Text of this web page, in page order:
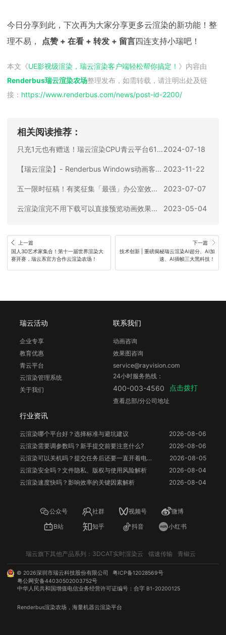
今日分享到此，下次再为大家分享更多云渲染的新功能！整
理不易， 点赞 + 在看 + 转发 + 留言四连支持小瑞吧！
本文《UE影视级渲染，瑞云渲染客户端轻松帮你搞定！ 》内容由
Renderbus瑞云渲染农场整理发布，如需转载，请注明出处及链
接： https://www.renderbus.com/news/post-id-2200/
相关阅读推荐：
只充1元也有赠送！瑞云渲染CPU青云平台618超值上线，充3w到账19.2w！2024-07-18
【瑞云渲染】- Renderbus Windows动画客户端更新啦！ 2023-11-22
五一限时征稿！有奖征集「最强」办公室效果图！ 2023-07-07
云渲染渲完不用下载可以直接预览动画效果？瑞云动画渲染网页端和客户端上新功能啦！ 2023-05-04
上一篇
国人3D艺术家集合！第十一届世界渲染大
赛开赛，瑞云系官方合作云渲染农场！
下一篇
技术创新 | 重磅揭秘瑞云渲染AI超分、AI加
速、AI插帧三大黑科技！
瑞云活动
企业专享
教育优惠
青云平台
云渲染管理系统
关于我们
行业资讯
云渲染哪个平台好？选择标准与避坑建议
2026-08-06
云渲染需要调参数吗？新手提交前要注意什么?
2026-08-06
云渲染可以关机吗？提交任务后还要一直开着电脑吗？
2026-08-05
云渲染安全吗？文件隐私、版权与使用风险解析
2026-08-04
云渲染速度快吗？影响效率的关键因素解析
2026-08-04
联系我们
动画咨询
效果图咨询
service@rayvision.com
24小时服务热线：
400-003-4560 点击拨打
查看总部/分公司地址
公众号 社群 视频号
微博
B站
知乎 抖音 小红书
瑞云旗下其他产品系列： 3DCAT实时渲染云 镭速传输 青椒云
© 2026深圳市瑞云科技股份有限公司
粤ICP备12028569号
粤公网安备44030502003752号
中华人民共和国增值电信业务经营许可证编号：合字 B1-20200125
Renderbus渲染农场 ，海量机器云渲染平台